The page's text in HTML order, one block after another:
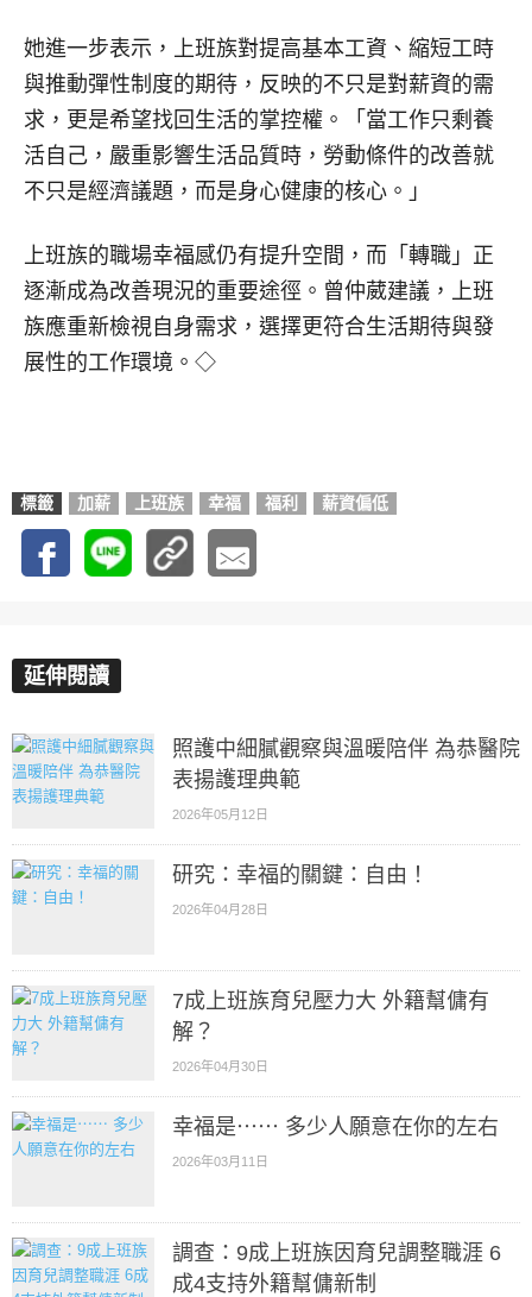
她進一步表示，上班族對提高基本工資、縮短工時
與推動彈性制度的期待，反映的不只是對薪資的需
求，更是希望找回生活的掌控權。「當工作只剩養
活自己，嚴重影響生活品質時，勞動條件的改善就
不只是經濟議題，而是身心健康的核心。」
上班族的職場幸福感仍有提升空間，而「轉職」正
逐漸成為改善現況的重要途徑。曾仲葳建議，上班
族應重新檢視自身需求，選擇更符合生活期待與發
展性的工作環境。◇
標籤 加薪 上班族 幸福 福利 薪資偏低
延伸閱讀
照護中細膩觀察與溫暖陪伴 為恭醫院
表揚護理典範
2026年05月12日
研究：幸福的關鍵：自由！
2026年04月28日
7成上班族育兒壓力大 外籍幫傭有
解？
2026年04月30日
幸福是⋯⋯ 多少人願意在你的左右
2026年03月11日
調查：9成上班族因育兒調整職涯 6
成4支持外籍幫傭新制